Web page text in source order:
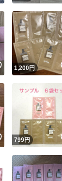
Yahoo!フリマが定
安心取引出品者
安心取引出品者
取引実績
取引実績◯+
他フリマ実績
スピード&安心発送
※このバッジは実績に
商品画像の
コピーは1
いいね！
1,200円
いいね！
799円